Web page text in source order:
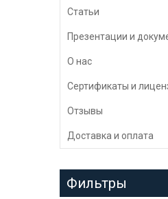
Статьи
Презентации и
О нас
Сертификаты и
Отзывы
Доставка и оплата
Фильтры